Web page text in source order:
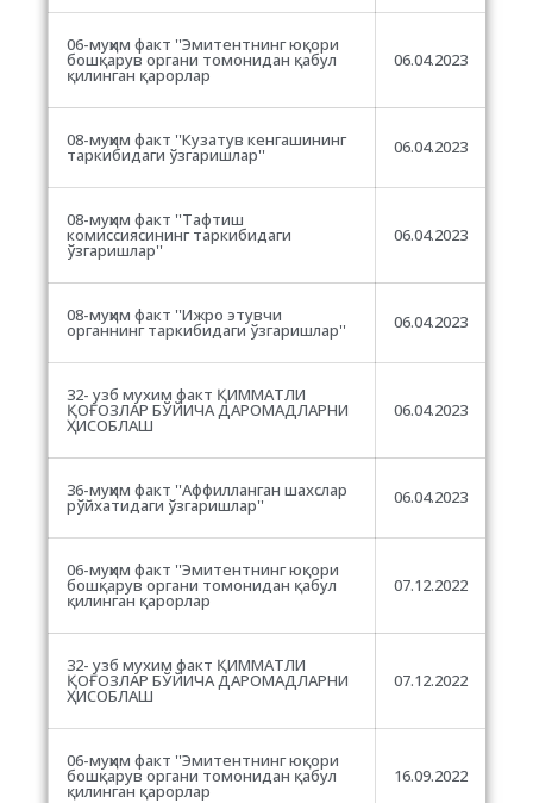
06-муҳим факт ''Эмитентнинг юқори
бошқарув органи томонидан қабул
қилинган қарорлар
06.04.2023
08-муҳим факт ''Кузатув кенгашининг
таркибидаги ўзгаришлар'' 06.04.2023
08-муҳим факт ''Тафтиш
комиссиясининг таркибидаги
ўзгаришлар''
06.04.2023
08-муҳим факт ''Ижро этувчи
органнинг таркибидаги ўзгаришлар'' 06.04.2023
32- узб мухим факт ҚИММАТЛИ
ҚОҒОЗЛАР БЎЙИЧА ДАРОМАДЛАРНИ
ҲИСОБЛАШ
06.04.2023
36-муҳим факт ''Аффилланган шахслар
рўйхатидаги ўзгаришлар'' 06.04.2023
06-муҳим факт ''Эмитентнинг юқори
бошқарув органи томонидан қабул
қилинган қарорлар
07.12.2022
32- узб мухим факт ҚИММАТЛИ
ҚОҒОЗЛАР БЎЙИЧА ДАРОМАДЛАРНИ
ҲИСОБЛАШ
07.12.2022
06-муҳим факт ''Эмитентнинг юқори
бошқарув органи томонидан қабул
қилинган қарорлар
16.09.2022